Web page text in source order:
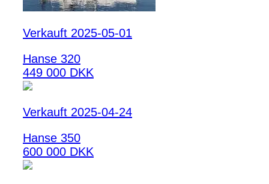
Verkauft 2025-05-01
Hanse 320
449 000 DKK
Verkauft 2025-04-24
Hanse 350
600 000 DKK